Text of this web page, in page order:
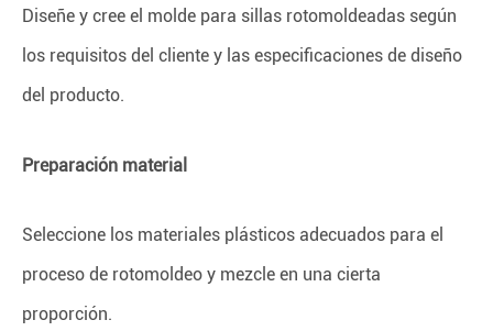
Diseñe y cree el molde para sillas rotomoldeadas según
los requisitos del cliente y las especificaciones de diseño
del producto.
Preparación material
Seleccione los materiales plásticos adecuados para el
proceso de rotomoldeo y mezcle en una cierta
proporción.